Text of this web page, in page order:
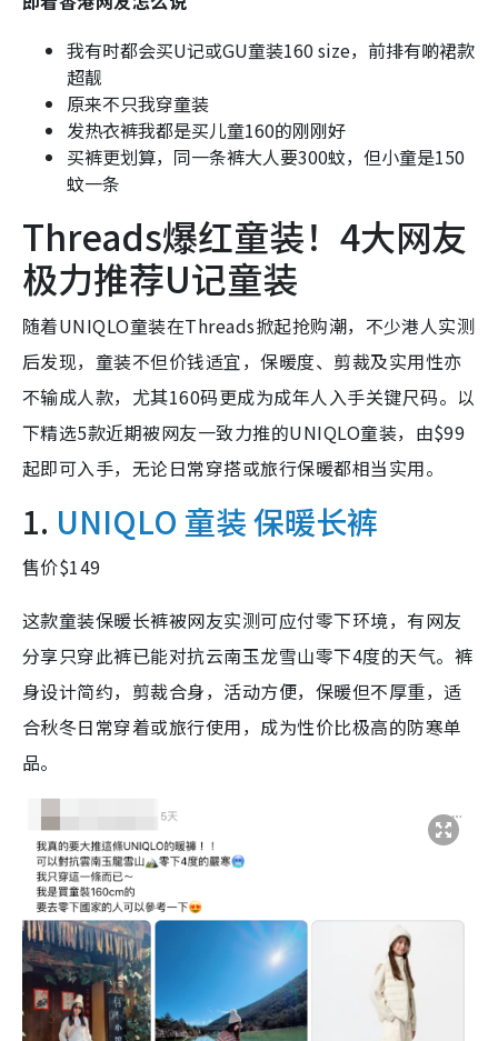
我有时都会买U记或GU童装160 size，前排有啲裙款
超靓
原来不只我穿童装
发热衣裤我都是买儿童160的刚刚好
买裤更划算，同一条裤大人要300蚊，但小童是150
蚊一条
Threads爆红童装！4大网友
极力推荐U记童装
随着UNIQLO童装在Threads掀起抢购潮，不少港人实测
后发现，童装不但价钱适宜，保暖度、剪裁及实用性亦
不输成人款，尤其160码更成为成年人入手关键尺码。以
下精选5款近期被网友一致力推的UNIQLO童装，由$99
起即可入手，无论日常穿搭或旅行保暖都相当实用。
1. UNIQLO 童装 保暖长裤
售价$149
这款童装保暖长裤被网友实测可应付零下环境，有网友
分享只穿此裤已能对抗云南玉龙雪山零下4度的天气。裤
身设计简约，剪裁合身，活动方便，保暖但不厚重，适
合秋冬日常穿着或旅行使用，成为性价比极高的防寒单
品。